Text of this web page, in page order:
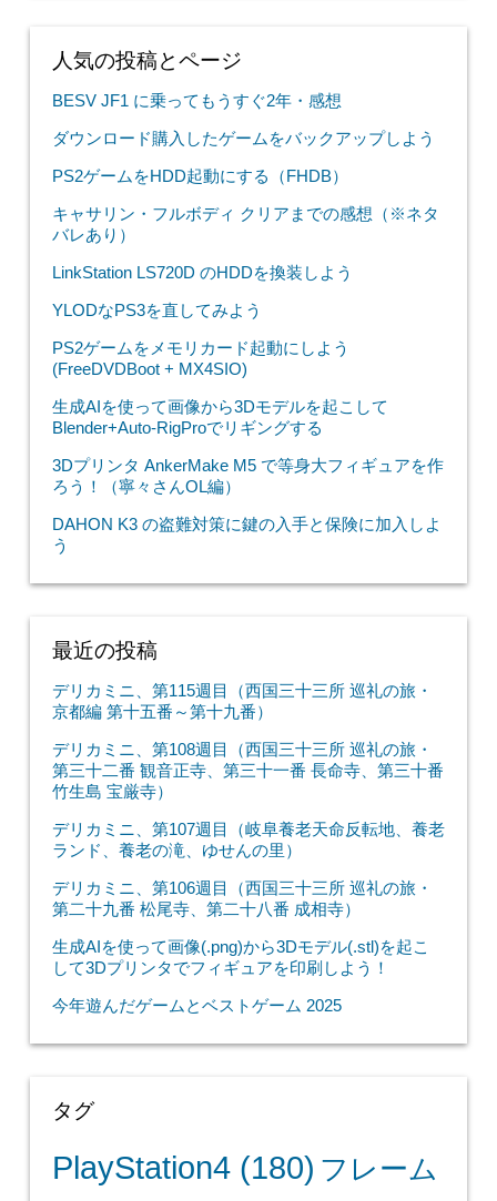
人気の投稿とページ
BESV JF1 に乗ってもうすぐ2年・感想
ダウンロード購入したゲームをバックアップしよう
PS2ゲームをHDD起動にする（FHDB）
キャサリン・フルボディ クリアまでの感想（※ネタ
バレあり）
LinkStation LS720D のHDDを換装しよう
YLODなPS3を直してみよう
PS2ゲームをメモリカード起動にしよう
(FreeDVDBoot + MX4SIO)
生成AIを使って画像から3Dモデルを起こして
Blender+Auto-RigProでリギングする
3Dプリンタ AnkerMake M5 で等身大フィギュアを作
ろう！（寧々さんOL編）
DAHON K3 の盗難対策に鍵の入手と保険に加入しよ
う
最近の投稿
デリカミニ、第115週目（西国三十三所 巡礼の旅・
京都編 第十五番～第十九番）
デリカミニ、第108週目（西国三十三所 巡礼の旅・
第三十二番 観音正寺、第三十一番 長命寺、第三十番
竹生島 宝厳寺）
デリカミニ、第107週目（岐阜養老天命反転地、養老
ランド、養老の滝、ゆせんの里）
デリカミニ、第106週目（西国三十三所 巡礼の旅・
第二十九番 松尾寺、第二十八番 成相寺）
生成AIを使って画像(.png)から3Dモデル(.stl)を起こ
して3Dプリンタでフィギュアを印刷しよう！
今年遊んだゲームとベストゲーム 2025
タグ
PlayStation4(180) フレーム